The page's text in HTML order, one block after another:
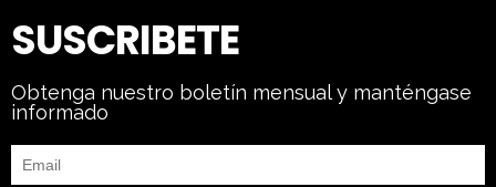
SUSCRIBETE
Obtenga nuestro boletín mensual y manténgase
informado